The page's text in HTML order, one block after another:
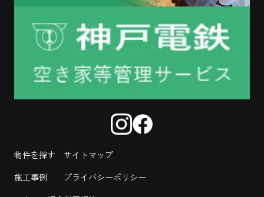
物件を探す
施工事例
サイトマップ
プライバシーポリシー